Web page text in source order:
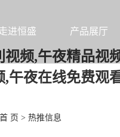
视频,午夜精品视
,午夜在线免费观
进恒盛 产品展厅
首 页 > 热推信息